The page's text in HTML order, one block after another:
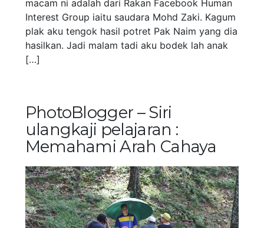
macam ni adalah dari Rakan Facebook Human
Interest Group iaitu saudara Mohd Zaki. Kagum
plak aku tengok hasil potret Pak Naim yang dia
hasilkan. Jadi malam tadi aku bodek lah anak
[…]
PhotoBlogger – Siri
ulangkaji pelajaran :
Memahami Arah Cahaya